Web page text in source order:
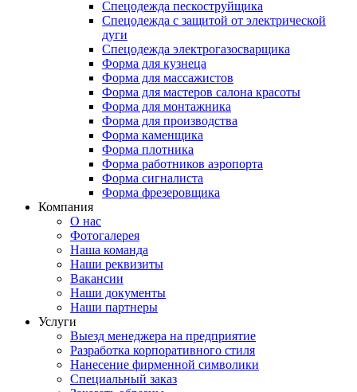
Спецодежда пескоструйщика
Спецодежда с защитой от электрической
дуги
Спецодежда электрогазосварщика
Форма для кузнеца
Форма для массажистов
Форма для мастеров салона красоты
Форма для монтажника
Форма для производства
Форма каменщика
Форма плотника
Форма работников аэропорта
Форма сигналиста
Форма фрезеровщика
Компания
О нас
Фотогалерея
Наша команда
Наши реквизиты
Вакансии
Наши документы
Наши партнеры
Услуги
Выезд менеджера на предприятие
Разработка корпоративного стиля
Нанесение фирменной символики
Специальный заказ